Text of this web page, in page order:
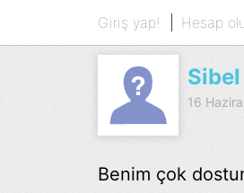
Giriş yap! Hesap
16
Benim çok